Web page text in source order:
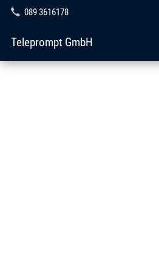
089 3616178
Teleprompt GmbH